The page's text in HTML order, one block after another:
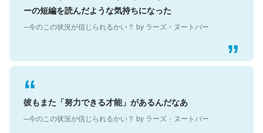
ーの短編を読んだような気持ちになった
─今のこの状況が信じられるかい？ by ラーズ・ヌートバー
彼もまた「努力できる才能」があるんだなあ
─今のこの状況が信じられるかい？ by ラーズ・ヌートバー